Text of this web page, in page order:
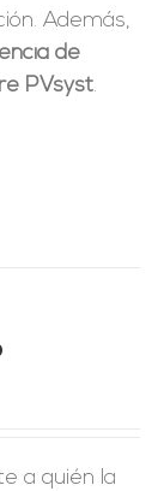
Además,
de
PVsyst.
a quién la